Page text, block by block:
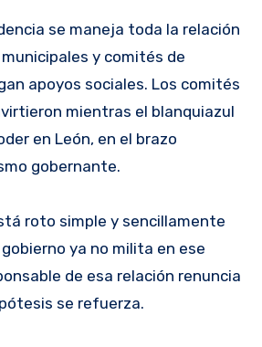
se maneja toda la relación
y comités de
apoyos sociales. Los comités
mientras el blanquiazul
en León, en el brazo
gobernante.
roto simple y sencillamente
ya no milita en ese
de esa relación renuncia
se refuerza.